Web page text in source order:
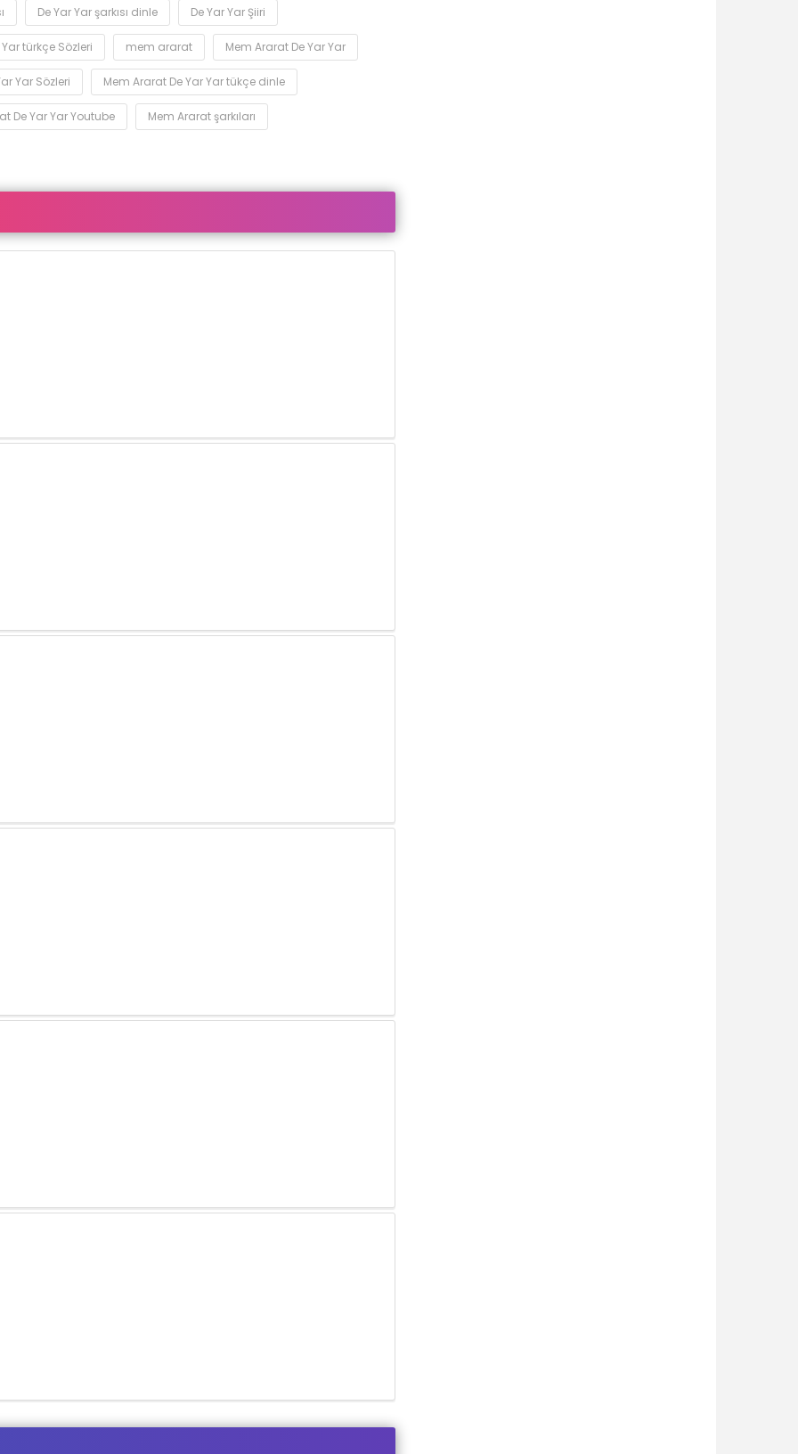
De Yar Yar şarkısı dinle De Yar Yar Şiiri
Yar türkçe Sözleri mem ararat Mem Ararat De Yar Yar
Yar Sözleri Mem Ararat De Yar Yar tükçe dinle
De Yar Yar Youtube Mem Ararat şarkıları